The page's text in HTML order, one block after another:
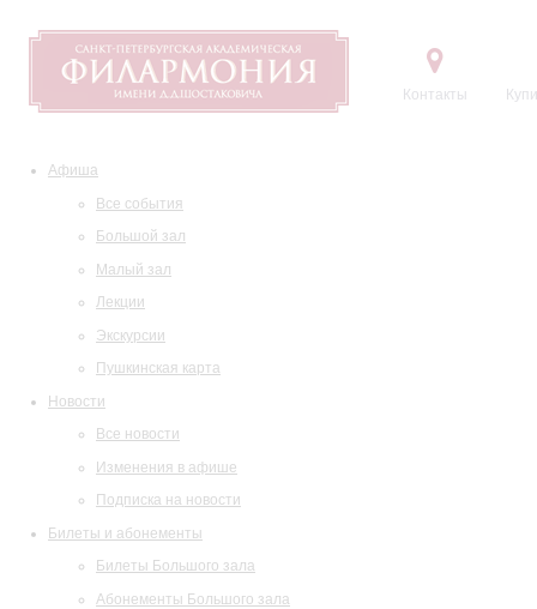
Контакты
Афиша
Все события
Большой зал
Малый зал
Лекции
Экскурсии
Пушкинская карта
Новости
Все новости
Изменения в афише
Подписка на новости
Билеты и абонементы
Билеты Большого зала
Абонементы Большого зала